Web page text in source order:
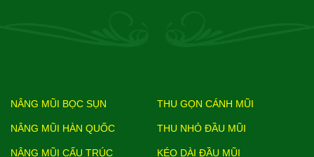
NÂNG MŨI BỌC SỤN
NÂNG MŨI HÀN QUỐC
NÂNG MŨI CẤU TRÚC
THU GỌN CÁNH MŨI
THU NHỎ ĐẦU MŨI
KÉO DÀI ĐẦU MŨI